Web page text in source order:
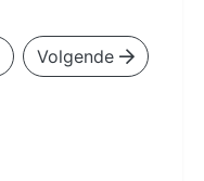
Volgende